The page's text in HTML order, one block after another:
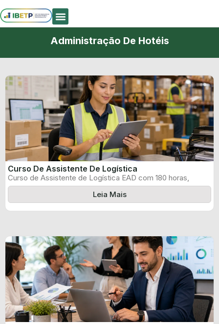
Administração De Hotéis
Curso De Assistente De Logística
Curso de Assistente de Logística EAD com 180 horas,
certificado informado pelo produtor ...
Leia Mais